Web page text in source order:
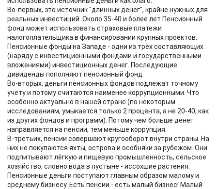
Во-первых, это источник "длинных денег", крайне нужных для
реальных инвестиций. Около 35-40 и более лет Пенсионный
фонд может использовать страховые платежи
налогоплательщика в финансировании крупных проектов.
Пенсионные фонды на Западе - одни из трёх составляющих
(наряду с инвестиционными фондами и государственными
вложениями) инвестиционных денег. Последующие
дивиденды пополняют пенсионный фонд.
Во-вторых, деньги пенсионных фондов подлежат точному
учёту и потому считаются наименее коррупционными. Что
особенно актуально в нашей стране (по некоторым
исследованиям, умыкается только 2 процента, а не 20-40, как
из других фондов и программ). Потому чем больше денег
направляется на пенсии, тем меньше коррупция.
В-третьих, пенсии совершают кругооборот внутри страны. На
них не покупаются яхты, острова и особняки за рубежом. Они
подпитывают лёгкую и пищевую промышленность, сельское
хозяйство, словно вода в пустыне - иссохшие растения.
Пенсионные деньги поступают главным образом малому и
среднему бизнесу. Есть пенсии - есть малый бизнес! Малый